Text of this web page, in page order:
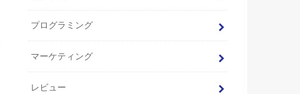
プログラミング
マーケティング
レビュー